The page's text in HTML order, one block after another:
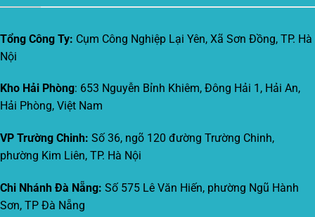
Tổng Công Ty: Cụm Công Nghiệp Lại Yên, Xã Sơn Đồng, TP. Hà
Nội
Kho Hải Phòng: 653 Nguyễn Bỉnh Khiêm, Đông Hải 1, Hải An,
Hải Phòng, Việt Nam
VP Trường Chinh: Số 36, ngõ 120 đường Trường Chinh,
phường Kim Liên, TP. Hà Nội
Chi Nhánh Đà Nẵng: Số 575 Lê Văn Hiến, phường Ngũ Hành
Sơn, TP Đà Nẵng